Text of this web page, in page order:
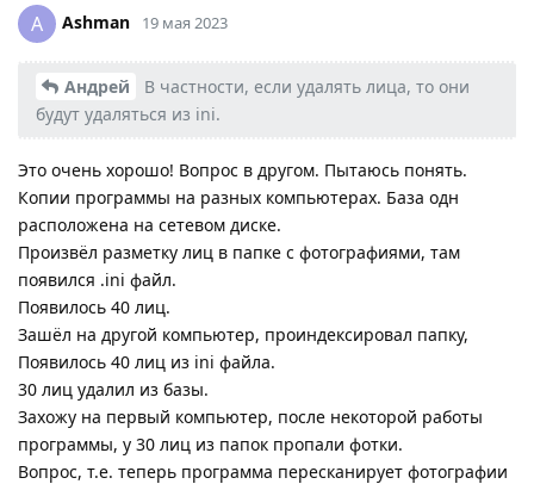
A Ashman 19 мая 2023
Андрей
В частности, если удалять лица, то они
будут удаляться из ini.
Это очень хорошо! Вопрос в другом. Пытаюсь понять.
Копии программы на разных компьютерах. База одн
расположена на сетевом диске.
Произвёл разметку лиц в папке с фотографиями, там
появился .ini файл.
Появилось 40 лиц.
Зашёл на другой компьютер, проиндексировал папку,
Появилось 40 лиц из ini файла.
30 лиц удалил из базы.
Захожу на первый компьютер, после некоторой работы
программы, у 30 лиц из папок пропали фотки.
Вопрос, т.е. теперь программа пересканирует фотографии